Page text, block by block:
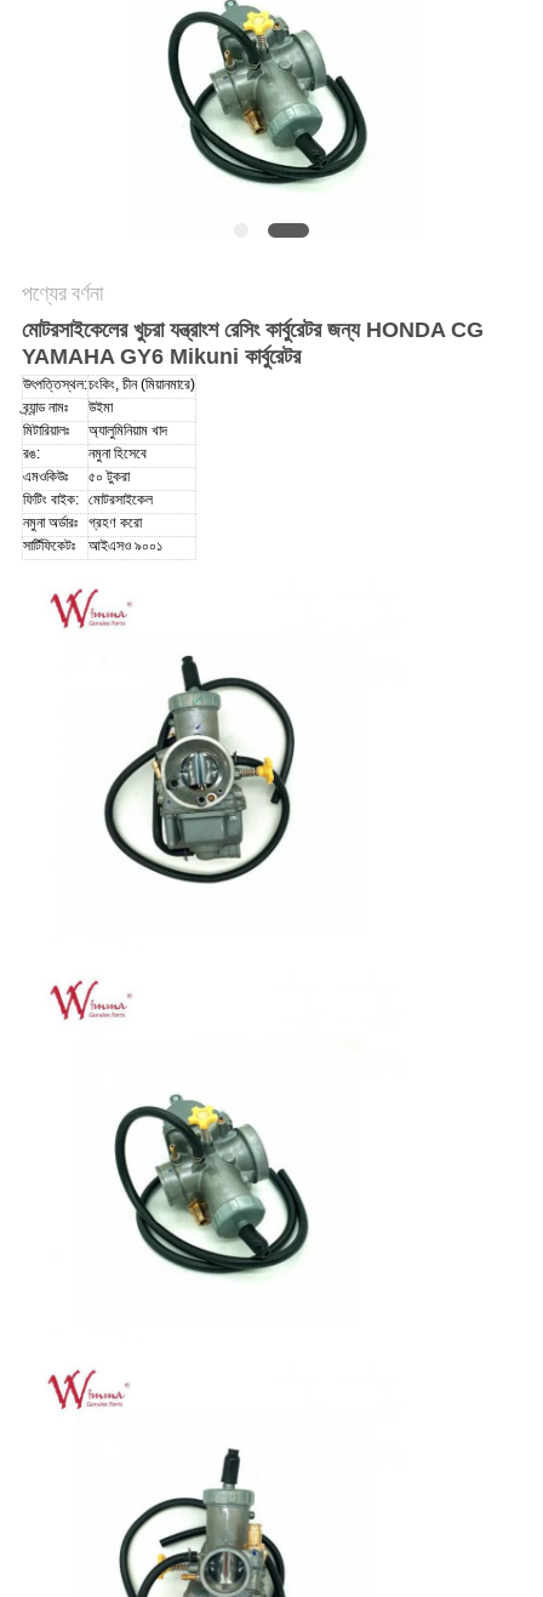
পণ্যের বর্ণনা
মোটরসাইকেলের খুচরা যন্ত্রাংশ রেসিং কার্বুরেটর জন্য HONDA CG
YAMAHA GY6 Mikuni কার্বুরেটর
উৎপত্তিস্থল:চংকিং, চীন (মিয়ানমারে)
ব্র্যান্ড নামঃ
উইমা
মিটারিয়ালঃ
অ্যালুমিনিয়াম খাদ
রঙ:
নমুনা হিসেবে
এমওকিউঃ
৫০ টুকরা
ফিটিং বাইক: মোটরসাইকেল
নমুনা অর্ডারঃ
গ্রহণ করো
সার্টিফিকেটঃ
আইএসও ৯০০১